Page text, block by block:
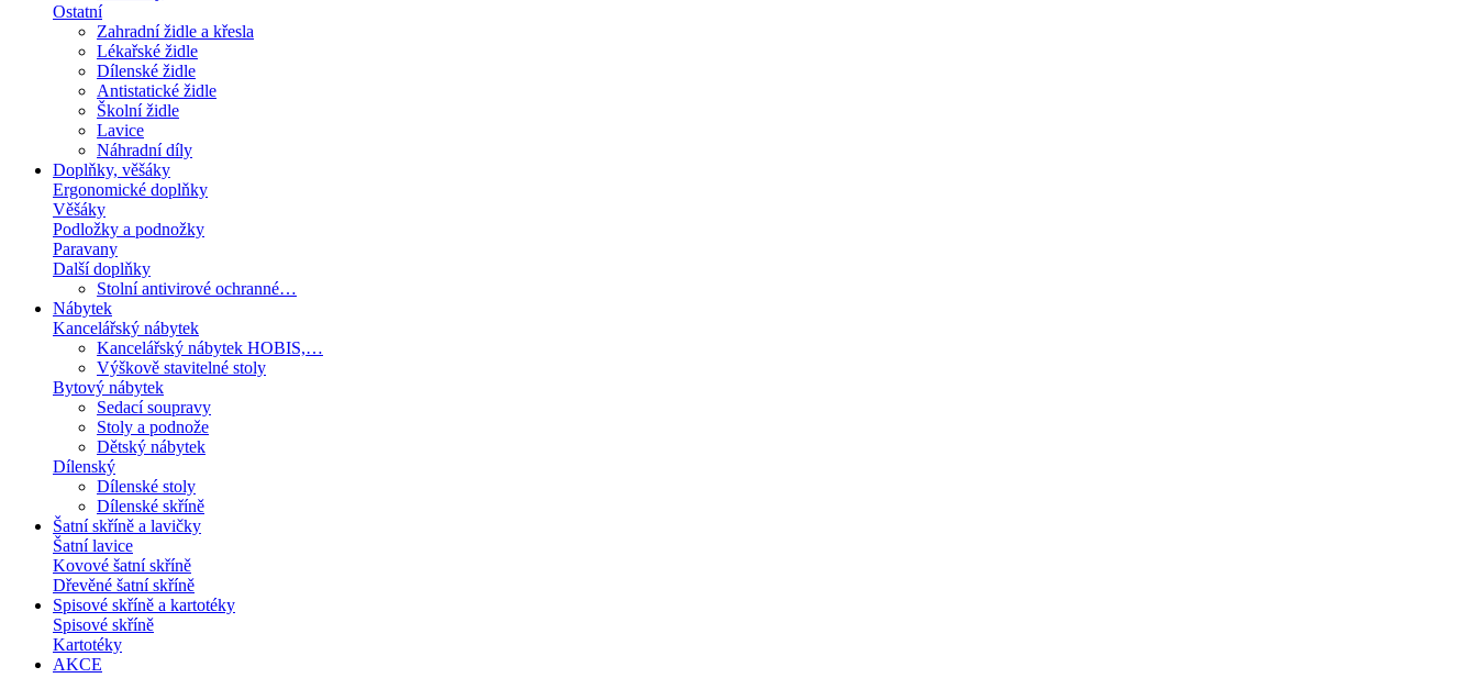
Ostatní
Zahradní židle a křesla
Lékařské židle
Dílenské židle
Antistatické židle
Školní židle
Lavice
Náhradní díly
Doplňky, věšáky
Ergonomické doplňky
Věšáky
Podložky a podnožky
Paravany
Další doplňky
Stolní antivirové ochranné…
Nábytek
Kancelářský nábytek
Kancelářský nábytek HOBIS,…
Výškově stavitelné stoly
Bytový nábytek
Sedací soupravy
Stoly a podnože
Dětský nábytek
Dílenský
Dílenské stoly
Dílenské skříně
Šatní skříně a lavičky
Šatní lavice
Kovové šatní skříně
Dřevěné šatní skříně
Spisové skříně a kartotéky
Spisové skříně
Kartotéky
AKCE